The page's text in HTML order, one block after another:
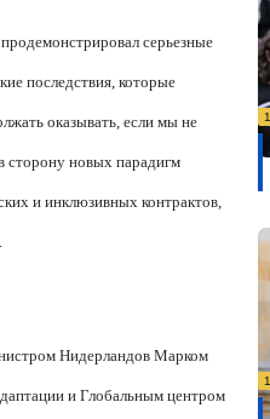
серьезные
последствия, которые
оказывать, если мы не
сторону новых парадигм
и инклюзивных контрактов,
Нидерландов Марком
и Глобальным центром